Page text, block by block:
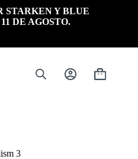
STARKEN Y BLUE
DE AGOSTO.
Carrito
3